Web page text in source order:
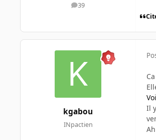
39
messages
kgabou
INpactien
Il